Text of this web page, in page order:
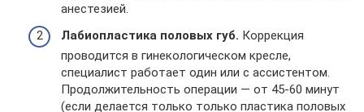
анестезией.
Лабиопластика половых губ. Коррекция
проводится в гинекологическом кресле,
специалист работает один или с ассистентом.
Продолжительность операции — от 45-60 минут
(если делается только только пластика половых